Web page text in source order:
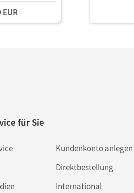
für Sie
Kundenkonto anlegen
Direktbestellung
International